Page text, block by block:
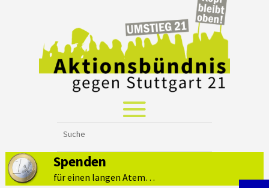
Spenden
für einen langen Atem…